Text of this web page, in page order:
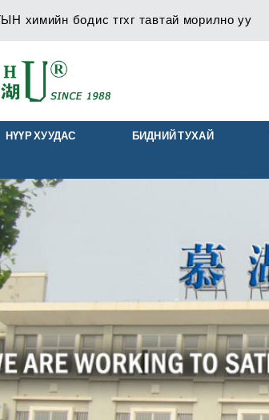
химийн бодис тгхг тавтай морилно уу
НҮҮР ХУУДАС БИДНИЙ ТУХАЙ